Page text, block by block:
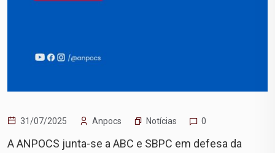
31/07/2025 Anpocs Notícias 0
A ANPOCS junta-se a ABC e SBPC em defesa da